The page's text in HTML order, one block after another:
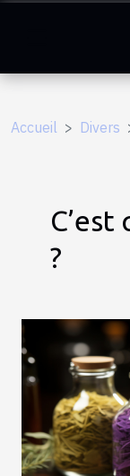
Accueil Divers
?